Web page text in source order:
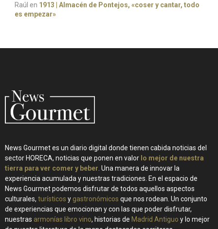
Raúl en 1913 | Almacén de Pontejos, «coser y cantar, todo
es empezar»
News Gourmet es un diario digital donde tienen cabida noticias del
sector HORECA, noticias que ponen en valor lo mejor de nuestra
tierra para ver comer y beber. Una manera de innovar la
experiencia acumulada y nuestras tradiciones. En el espacio de
News Gourmet podemos disfrutar de todos aquellos aspectos
culturales, turísticos y gastronómicos que nos rodean. Un conjunto
de experiencias que emocionan y con las que poder disfrutar,
nuestras armonías libro vino, historias de Madrid Antiguo y lo mejor